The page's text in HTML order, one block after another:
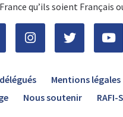
qu’ils soient Français
Mentions légales
Nous soutenir RAFI-